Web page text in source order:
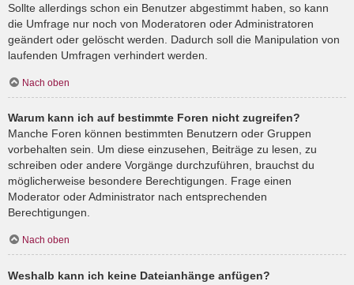
Sollte allerdings schon ein Benutzer abgestimmt haben, so kann
die Umfrage nur noch von Moderatoren oder Administratoren
geändert oder gelöscht werden. Dadurch soll die Manipulation von
laufenden Umfragen verhindert werden.
Nach oben
Warum kann ich auf bestimmte Foren nicht zugreifen?
Manche Foren können bestimmten Benutzern oder Gruppen
vorbehalten sein. Um diese einzusehen, Beiträge zu lesen, zu
schreiben oder andere Vorgänge durchzuführen, brauchst du
möglicherweise besondere Berechtigungen. Frage einen
Moderator oder Administrator nach entsprechenden
Berechtigungen.
Nach oben
Weshalb kann ich keine Dateianhänge anfügen?